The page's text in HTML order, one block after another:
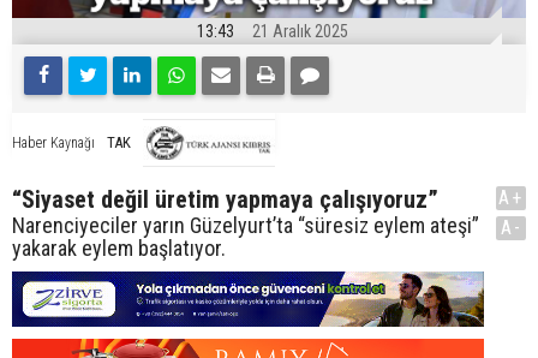
13:43 21 Aralık 2025
Haber Kaynağı TAK
“Siyaset değil üretim yapmaya çalışıyoruz”
Narenciyeciler yarın Güzelyurt’ta “süresiz eylem ateşi”
yakarak eylem başlatıyor.
A+
A-